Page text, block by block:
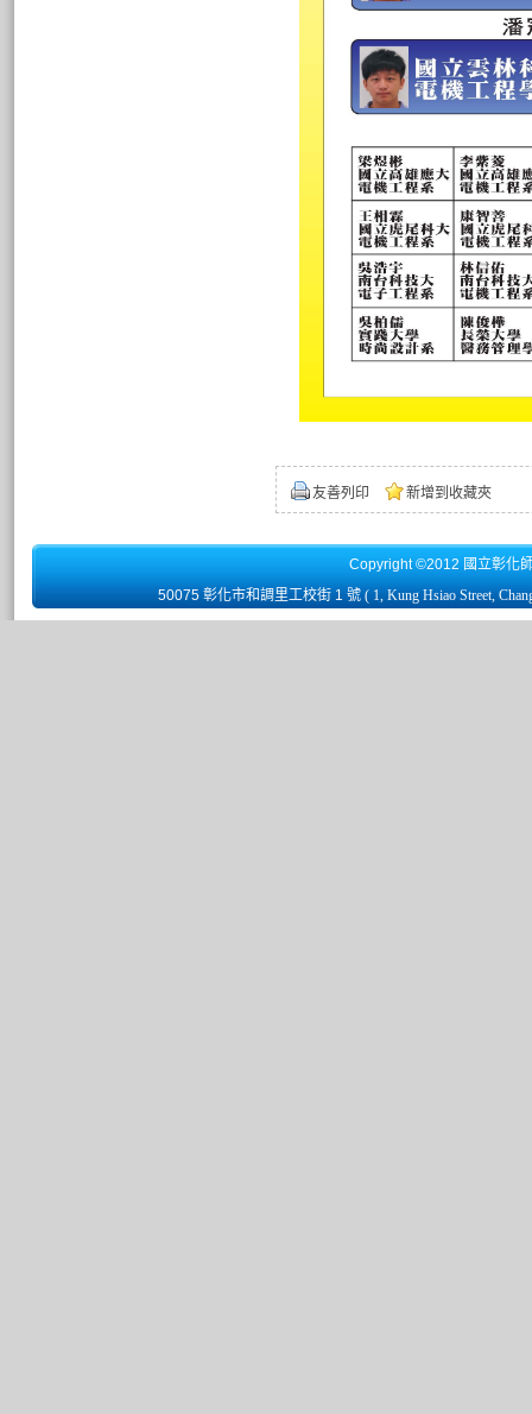
友善列印 新增到收藏夾
Copyright ©2012 國立彰化
50075 彰化市和調里工校街 1 號 ( 1, Kung Hsiao Street,